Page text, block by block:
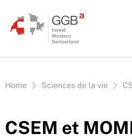
Vous êtes ici:
Home Sciences de la vie
CSEM et